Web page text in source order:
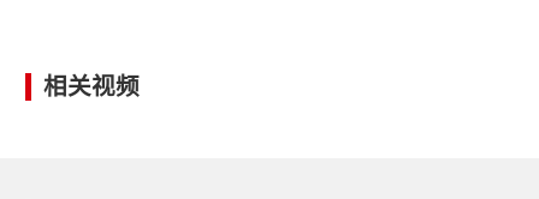
相关视频